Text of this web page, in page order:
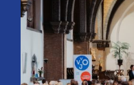
en urgente blik op